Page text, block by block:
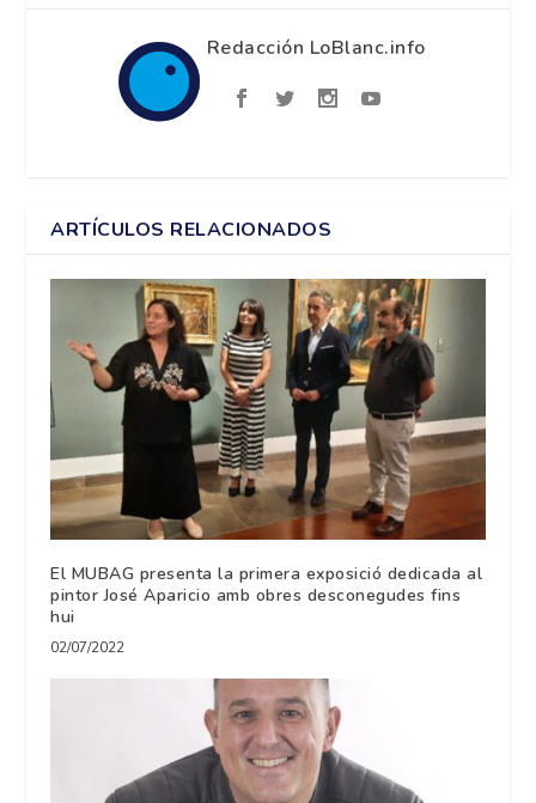
Redacción LoBlanc.info
ARTÍCULOS RELACIONADOS
El MUBAG presenta la primera exposició dedicada al
pintor José Aparicio amb obres desconegudes fins
hui
02/07/2022